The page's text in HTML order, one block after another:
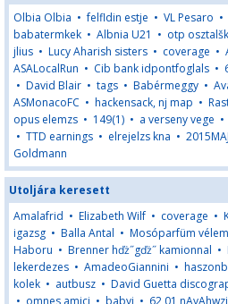
Olbia Olbia •felfldin estje • VL Pesaro •
babatermkek • Albnia U21 • otp
jlius • Lucy Aharish sisters • coverage •
ASALocalRun • Cib bank idpontfoglals •
• David Blair • tags • Babérmeggy •
ASMonacoFC • hackensack, nj map •
opus elemzs • 149(1) • a verseny vege •
• TTD earnings • elrejelzs kna •
Goldmann
Utoljára keresett
Amalafrid • Elizabeth Wilf • coverage •
igazsg • Balla Antal • Mosóparfüm
Haboru • Brenner hďż˝gďż˝ kamionnal •
lekerdezes • AmadeoGiannini •
kolek • autbusz • David Guetta
• omnes amici • babyj • 62,01,nAyAhwzj